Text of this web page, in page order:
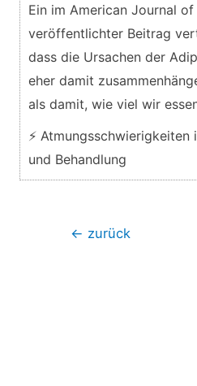
Ein im American Journal
veröffentlichter Beitrag
dass die Ursachen der
eher damit
als damit, wie viel wir
⚡ Atmungsschwierigkeiten
und Behandlung
← zurück